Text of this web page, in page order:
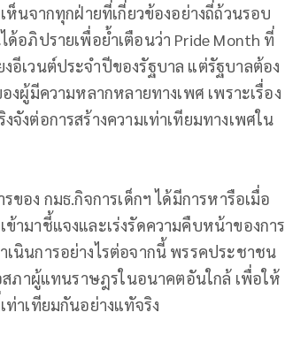
นจากทุกฝ่ายที่เกี่ยวข้องอย่างถี่ถ้วนรอบ
อภิปรายเพื่อย้ำเตือนว่า Pride Month ที่
อีเวนต์ประจำปีของรัฐบาล แต่รัฐบาลต้อง
ผู้มีความหลากหลายทางเพศ เพราะเรื่อง
งต่อการสร้างความเท่าเทียมทางเพศใน
อง กมธ.กิจการเด็กฯ ได้มีการหารือเมื่อ
มาชี้แจงและเร่งรัดความคืบหน้าของการ
นินการอย่างไรต่อจากนี้ พรรคประชาชน
ภาผู้แทนราษฎรในอนาคตอันใกล้ เพื่อให้
าเทียมกันอย่างแทัจริง